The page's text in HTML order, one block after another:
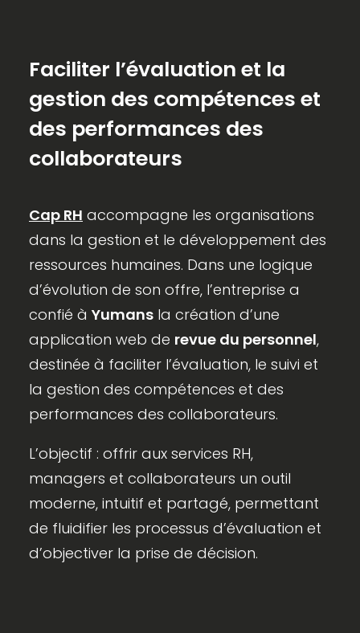
Faciliter l’évaluation et la
gestion des compétences et
des performances des
collaborateurs
Cap RH accompagne les organisations
dans la gestion et le développement des
ressources humaines. Dans une logique
d’évolution de son offre, l’entreprise a
confié à Yumans la création d’une
application web de revue du personnel,
destinée à faciliter l’évaluation, le suivi et
la gestion des compétences et des
performances des collaborateurs.
L’objectif : offrir aux services RH,
managers et collaborateurs un outil
moderne, intuitif et partagé, permettant
de fluidifier les processus d’évaluation et
d’objectiver la prise de décision.